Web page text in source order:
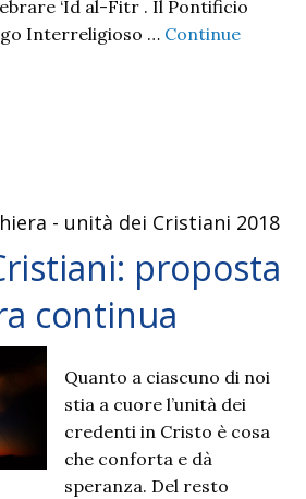
‘Id al-Fitr . Il Pontificio
Interreligioso … Continue
- unità dei Cristiani 2018
proposta
continua
Quanto a ciascuno di noi
stia a cuore l’unità dei
credenti in Cristo è cosa
che conforta e dà
speranza. Del resto